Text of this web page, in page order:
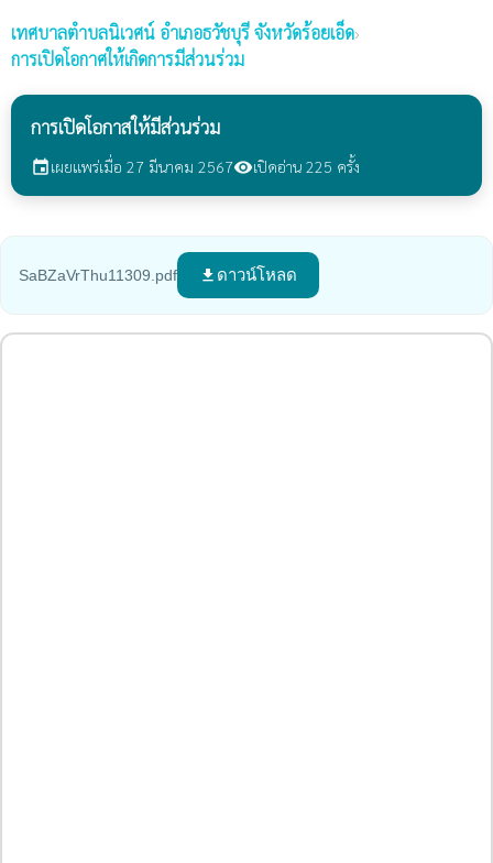
เทศบาลตำบลนิเวศน์ อำเภอธวัชบุรี จังหวัดร้อยเอ็ด›
การเปิดโอกาศให้เกิดการมีส่วนร่วม
การเปิดโอกาสให้มีส่วนร่วม
eventเผยแพร่เมื่อ 27 มีนาคม 2567visibilityเปิดอ่าน 225 ครั้ง
SaBZaVrThu11309.pdf file_download ดาวน์โหลด